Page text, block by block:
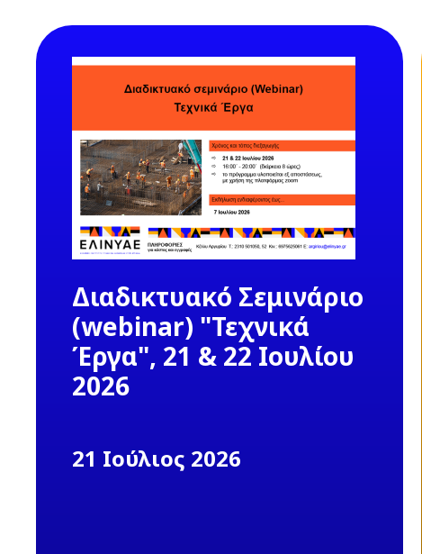
Διαδικτυακό Σεμινάριο
(webinar) "Τεχνικά
Έργα", 21 & 22 Ιουλίου
2026
21 Ιούλιος 2026